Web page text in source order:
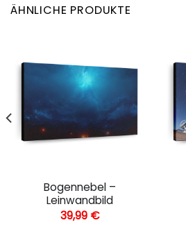
ÄHNLICHE PRODUKTE
Bogennebel –
Leinwandbild
39,99 €